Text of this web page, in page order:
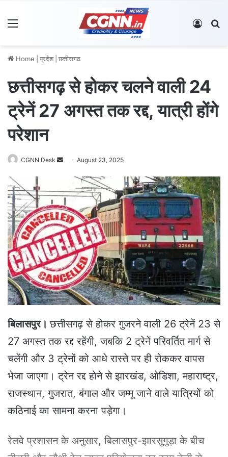
Log In
Home प्रदेश छत्तीसगढ
छत्तीसगढ़ से होकर चलने वाली 24
ट्रेनें 27 अगस्त तक रद्द, यात्री होंगे
परेशान
CGNN Desk
d
a
n
e
m
a
i
l
August 23, 2025
बिलासपुर।छत्तीसगढ़ से होकर गुजरने वाली 26 ट्रेनें 23 से
27 अगस्त तक रद्द रहेंगी, जबकि 2 ट्रेनें परिवर्तित मार्ग से
चलेंगी और 3 ट्रेनों को आधे रास्ते पर ही रोककर वापस
भेजा जाएगा। ट्रेन रद्द होने से झारखंड, ओडिशा, महाराष्ट्र,
राजस्थान, गुजरात, बंगाल और जम्मू जाने वाले यात्रियों को
कठिनाई का सामना करना पड़ेगा।
रेलवे प्रशासन के अनुसार, बिलासपुर-झारसुगुड़ा के बीच